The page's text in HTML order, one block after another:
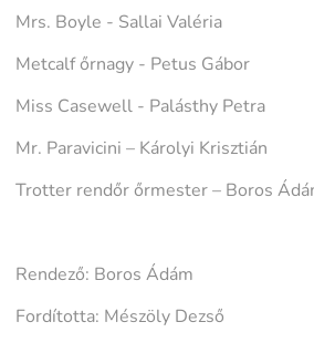
Mrs. Boyle - Sallai Valéria
Metcalf őrnagy - Petus Gábor
Miss Casewell - Palásthy Petra
Mr. Paravicini – Károlyi Krisztián
Trotter rendőr őrmester – Boros
Rendező: Boros Ádám
Fordította: Mészöly Dezső